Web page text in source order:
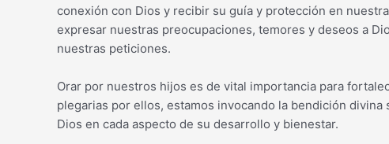
conexión con Dios y recibir su guía y protección en
expresar nuestras preocupaciones, temores y deseos a
nuestras peticiones.
Orar por nuestros hijos es de vital importancia para
plegarias por ellos, estamos invocando la bendición
Dios en cada aspecto de su desarrollo y bienestar.